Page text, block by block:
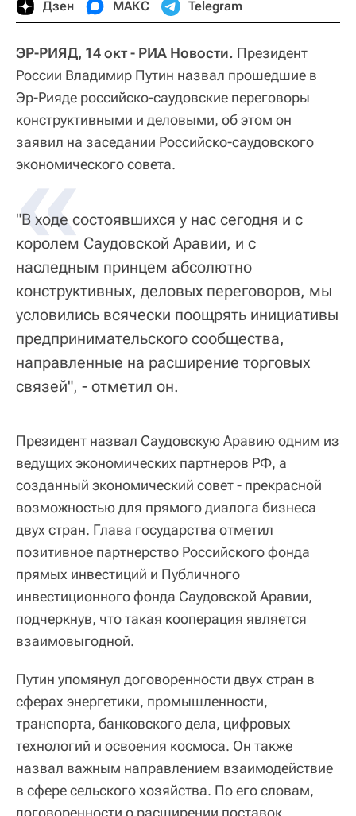
Дзен МАКС Telegram
ЭР-РИЯД, 14 окт - РИА Новости. Президент
России Владимир Путин назвал прошедшие в
Эр-Рияде российско-саудовские переговоры
конструктивными и деловыми, об этом он
заявил на заседании Российско-саудовского
экономического совета.
«
"В ходе состоявшихся у нас сегодня и с
королем Саудовской Аравии, и с
наследным принцем абсолютно
конструктивных, деловых переговоров, мы
условились всячески поощрять инициативы
предпринимательского сообщества,
направленные на расширение торговых
связей", - отметил он.
Президент назвал Саудовскую Аравию одним из
ведущих экономических партнеров РФ, а
созданный экономический совет - прекрасной
возможностью для прямого диалога бизнеса
двух стран. Глава государства отметил
позитивное партнерство Российского фонда
прямых инвестиций и Публичного
инвестиционного фонда Саудовской Аравии,
подчеркнув, что такая кооперация является
взаимовыгодной.
Путин упомянул договоренности двух стран в
сферах энергетики, промышленности,
транспорта, банковского дела, цифровых
технологий и освоения космоса. Он также
назвал важным направлением взаимодействие
в сфере сельского хозяйства. По его словам,
договоренности о расширении поставок